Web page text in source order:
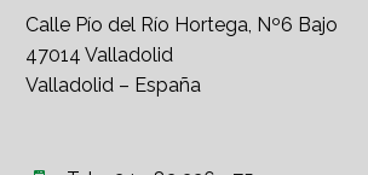
Calle Pío del Río Hortega, Nº6 Bajo
47014 Valladolid
Valladolid – España